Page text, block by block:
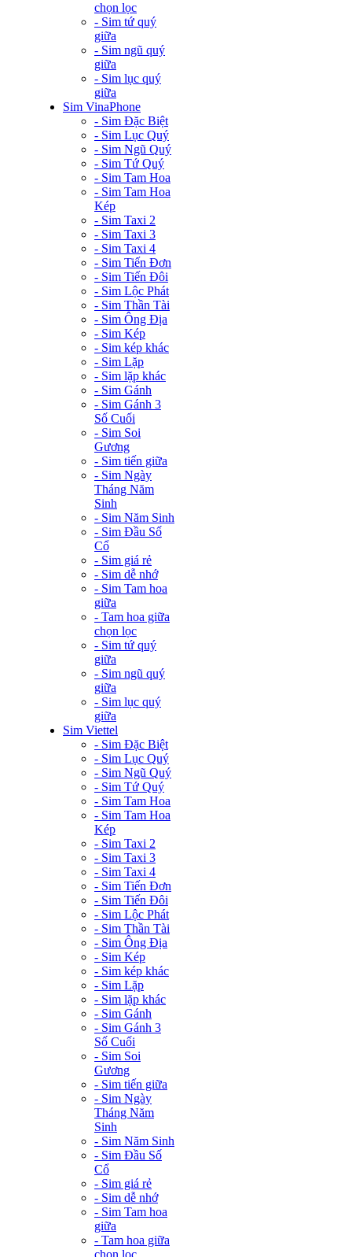
chọn lọc
- Sim tứ quý
giữa
- Sim ngũ quý
giữa
- Sim lục quý
giữa
Sim VinaPhone
- Sim Đặc Biệt
- Sim Lục Quý
- Sim Ngũ Quý
- Sim Tứ Quý
- Sim Tam Hoa
- Sim Tam Hoa
Kép
- Sim Taxi 2
- Sim Taxi 3
- Sim Taxi 4
- Sim Tiến Đơn
- Sim Tiến Đôi
- Sim Lộc Phát
- Sim Thần Tài
- Sim Ông Địa
- Sim Kép
- Sim kép khác
- Sim Lặp
- Sim lặp khác
- Sim Gánh
- Sim Gánh 3
Số Cuối
- Sim Soi
Gương
- Sim tiến giữa
- Sim Ngày
Tháng Năm
Sinh
- Sim Năm Sinh
- Sim Đầu Số
Cổ
- Sim giá rẻ
- Sim dễ nhớ
- Sim Tam hoa
giữa
- Tam hoa giữa
chọn lọc
- Sim tứ quý
giữa
- Sim ngũ quý
giữa
- Sim lục quý
giữa
Sim Viettel
- Sim Đặc Biệt
- Sim Lục Quý
- Sim Ngũ Quý
- Sim Tứ Quý
- Sim Tam Hoa
- Sim Tam Hoa
Kép
- Sim Taxi 2
- Sim Taxi 3
- Sim Taxi 4
- Sim Tiến Đơn
- Sim Tiến Đôi
- Sim Lộc Phát
- Sim Thần Tài
- Sim Ông Địa
- Sim Kép
- Sim kép khác
- Sim Lặp
- Sim lặp khác
- Sim Gánh
- Sim Gánh 3
Số Cuối
- Sim Soi
Gương
- Sim tiến giữa
- Sim Ngày
Tháng Năm
Sinh
- Sim Năm Sinh
- Sim Đầu Số
Cổ
- Sim giá rẻ
- Sim dễ nhớ
- Sim Tam hoa
giữa
- Tam hoa giữa
chọn lọc